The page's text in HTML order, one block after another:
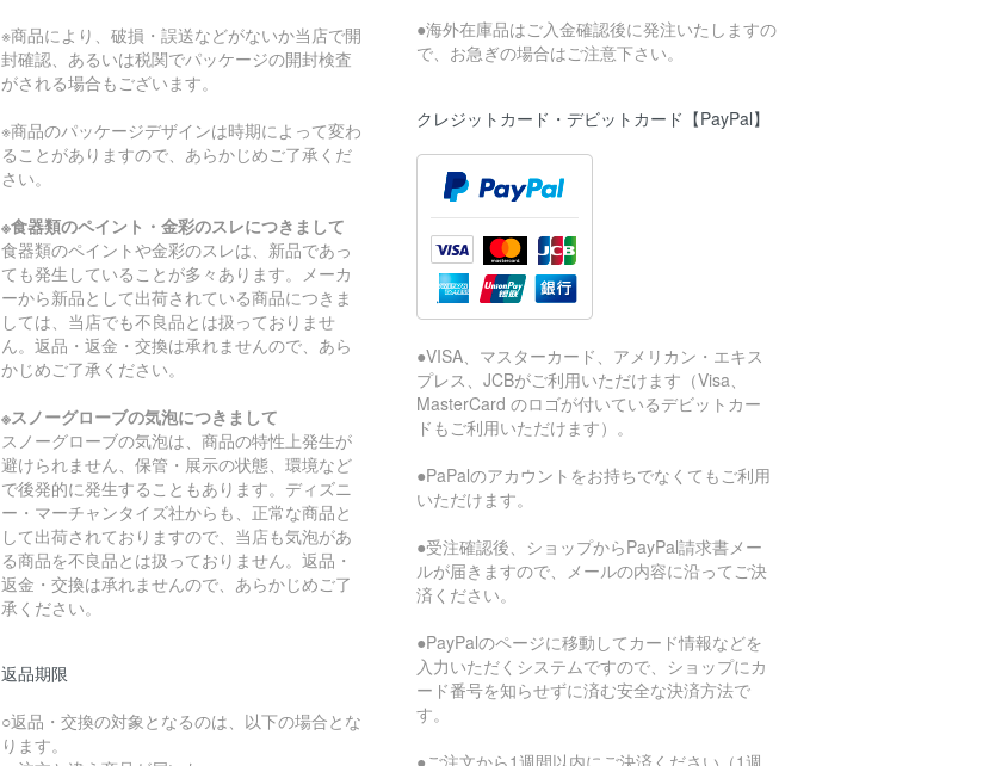
※商品により、破損・誤送などがないか当店で開
封確認、あるいは税関でパッケージの開封検査
がされる場合もございます。
※商品のパッケージデザインは時期によって変わ
ることがありますので、あらかじめご了承くだ
さい。
※食器類のペイント・金彩のスレにつきまして
食器類のペイントや金彩のスレは、新品であっ
ても発生していることが多々あります。メーカ
ーから新品として出荷されている商品につきま
しては、当店でも不良品とは扱っておりませ
ん。返品・返金・交換は承れませんので、あら
かじめご了承ください。
※スノーグローブの気泡につきまして
スノーグローブの気泡は、商品の特性上発生が
避けられません、保管・展示の状態、環境など
で後発的に発生することもあります。ディズニ
ー・マーチャンタイズ社からも、正常な商品と
して出荷されておりますので、当店も気泡があ
る商品を不良品とは扱っておりません。返品・
返金・交換は承れませんので、あらかじめご了
承ください。
返品期限
○返品・交換の対象となるのは、以下の場合とな
ります。
●海外在庫品はご入金確認後に発注いたしますの
で、お急ぎの場合はご注意下さい。
クレジットカード・デビットカード【PayPal】
●VISA、マスターカード、アメリカン・エキス
プレス、JCBがご利用いただけます（Visa、
MasterCard のロゴが付いているデビットカー
ドもご利用いただけます）。
●PaPalのアカウントをお持ちでなくてもご利用
いただけます。
●受注確認後、ショップからPayPal請求書メー
ルが届きますので、メールの内容に沿ってご決
済ください。
●PayPalのページに移動してカード情報などを
入力いただくシステムですので、ショップにカ
ード番号を知らせずに済む安全な決済方法で
す。
●ご注文から1週間以内にご決済ください（1週